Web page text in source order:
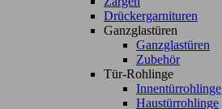
Drückergarnituren
Ganzglastüren
Ganzglastüren
Zubehör
Tür-Rohlinge
Innentürrohlinge
Haustürrohlinge